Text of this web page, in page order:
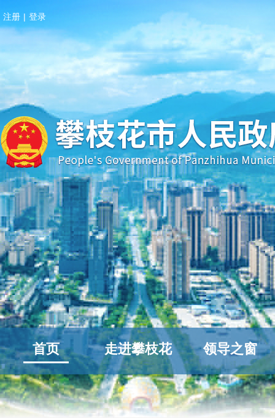
注册 | 登录
首页 走进攀枝花 领导之窗